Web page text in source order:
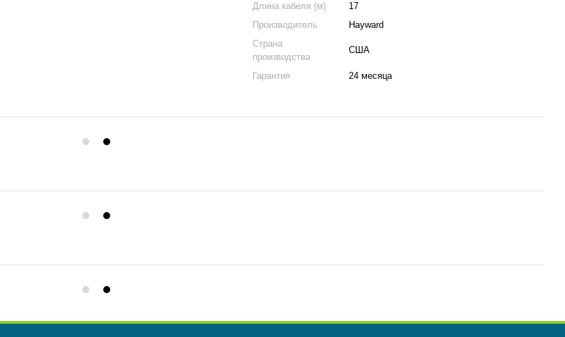
Длина кабеля (м)
17
Производитель
Hayward
Страна
производства
США
Гарантия 24 месяца